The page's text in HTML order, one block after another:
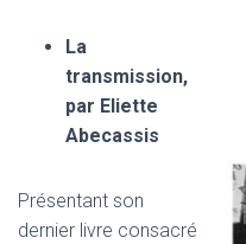
La
transmission,
par Eliette
Abecassis
Présentant son
dernier livre consacré